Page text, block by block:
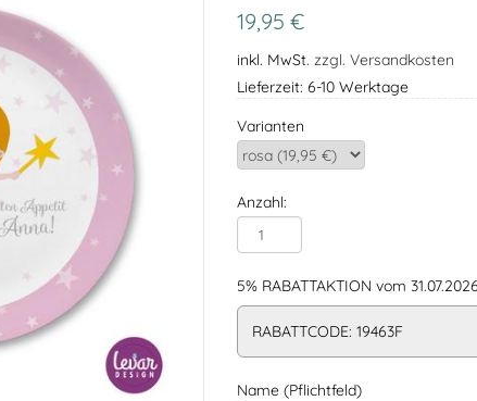
19,95 €
inkl. MwSt. zzgl. Versandkosten
Lieferzeit: 6-10 Werktage
Varianten
Anzahl:
5% RABATTAKTION vom
RABATTCODE: 19463F
Name (Pflichtfeld)